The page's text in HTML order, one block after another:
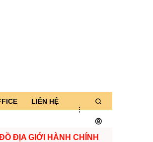
LIÊN HỆ
ĐỊA GIỚI HÀNH CHÍNH